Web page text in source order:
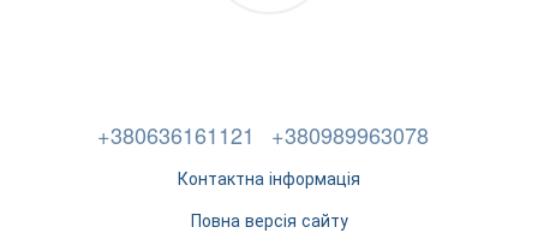
+380636161121 +380989963078
Контактна інформація
Повна версія сайту